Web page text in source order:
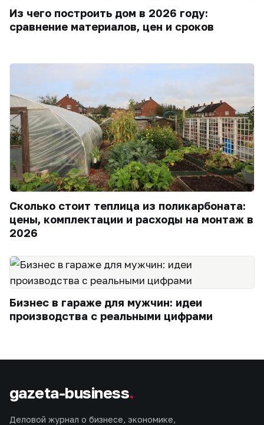
Из чего построить дом в 2026 году:
сравнение материалов, цен и сроков
Сколько стоит теплица из поликарбоната:
цены, комплектации и расходы на монтаж в
2026
Бизнес в гараже для мужчин: идеи
производства с реальными цифрами
gazeta-business.
Деловой журнал о бизнесе, экономике,